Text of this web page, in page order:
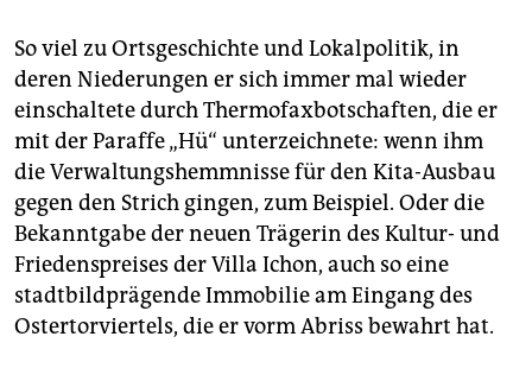
So viel zu Ortsgeschichte und Lokalpolitik, in
deren Niederungen er sich immer mal wieder
einschaltete durch Thermofaxbotschaften, die er
mit der Paraffe „Hü“ unterzeichnete: wenn ihm
die Verwaltungshemmnisse für den Kita-Ausbau
gegen den Strich gingen, zum Beispiel. Oder die
Bekanntgabe der neuen Trägerin des Kultur- und
Friedenspreises der Villa Ichon, auch so eine
stadtbildprägende Immobilie am Eingang des
Ostertorviertels, die er vorm Abriss bewahrt hat.